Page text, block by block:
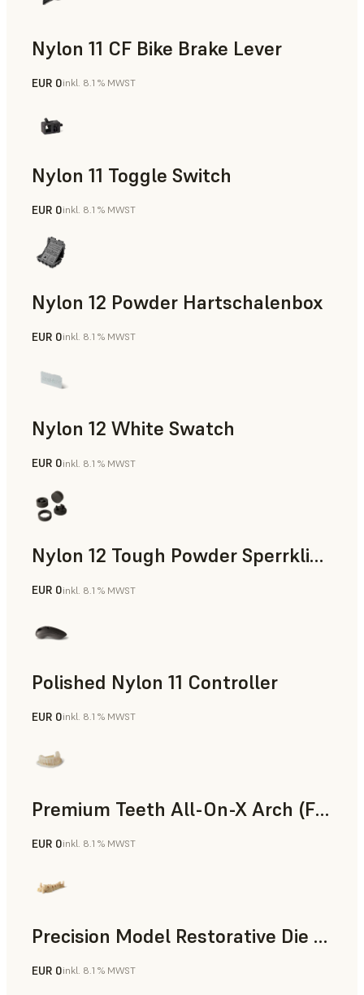
Nylon 11 CF Bike Brake Lever
SLS-Pulver
EUR 0inkl. 8.1 % MWST
Nylon 11 Toggle Switch
SLS-Pulver
EUR 0inkl. 8.1 % MWST
Nylon 12 Powder Hartschalenbox
SLS-Pulver
EUR 0inkl. 8.1 % MWST
Nylon 12 White Swatch
SLS-Pulver
EUR 0inkl. 8.1 % MWST
Nylon 12 Tough Powder Sperrklinke
SLS-Pulver
EUR 0inkl. 8.1 % MWST
Polished Nylon 11 Controller
SLS-Pulver
EUR 0inkl. 8.1 % MWST
Premium Teeth All-On-X Arch (Form 4)
Zahnmedizin
EUR 0inkl. 8.1 % MWST
Precision Model Restorative Die Model
Zahnmedizin
EUR 0inkl. 8.1 % MWST